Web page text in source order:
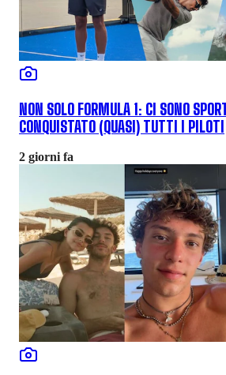
NON SOLO FORMULA 1: CI SONO
CONQUISTATO (QUASI) TUTTI I PILOTI
2 giorni fa